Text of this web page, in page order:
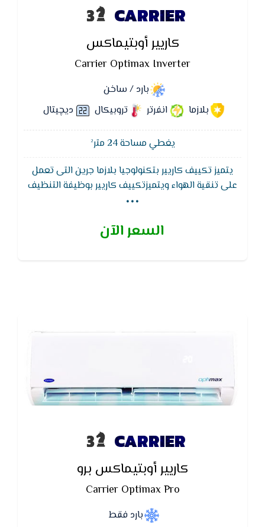
CARRIER
كاريير أوبتيماكس
Carrier Optimax Inverter
بارد / ساخن
بلازما
انفرتر تروبيكال ديچيتال
يغطي مساحة 24 متر²
يتميز تكييف كاريير بتكنولوجيا بلازما جرين التى تعمل
على تنقية الهواء ويتميزتكييف كاريير بوظيفة التنظيف
الذاتى لجهاز التكييف لتجفيف الـمبادل الحرارى للوحدة
...
السعر الآن
CARRIER
كاريير أوبتيماكس برو
Carrier Optimax Pro
بارد فقط